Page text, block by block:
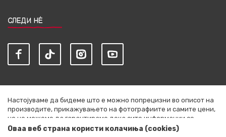
СЛЕДИ НЀ
Настојуваме да бидеме што е можно попрецизни во описот на
производите, прикажувањето на фотографиите и самите цени,
но не можеме да гарантираме дека сите информации се
комплетни и без грешки. Сите артикли прикажани на сајтот се
Оваа веб страна користи колачиња (cookies)